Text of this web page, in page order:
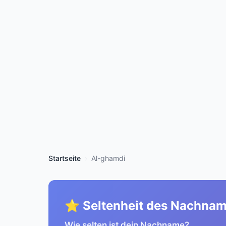
Startseite Al-ghamdi
⭐ Seltenheit des